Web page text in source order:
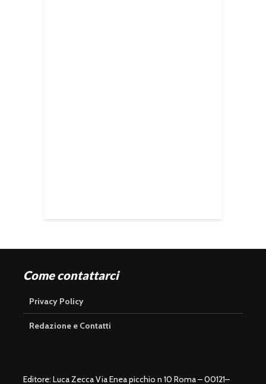
Come contattarci
Privacy Policy
Redazione e Contatti
Editore: Luca Zecca Via Enea picchio n 10 Roma – 00121–